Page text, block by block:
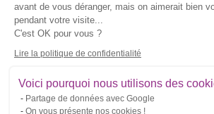
Convivio sur les réseaux
Inscrivez-vous à la
Courriel
avant de vous déranger, mais on aimerait bien
pendant votre visite...
C'est OK pour vous ?
Lire la politique de confidentialité
Voici pourquoi nous utilisons des
Partage de données avec Google
On vous présente nos cookies !